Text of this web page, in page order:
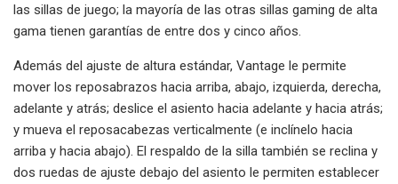
las sillas de juego; la mayoría de las otras sillas gaming de alta
gama tienen garantías de entre dos y cinco años.
Además del ajuste de altura estándar, Vantage le permite
mover los reposabrazos hacia arriba, abajo, izquierda, derecha,
adelante y atrás; deslice el asiento hacia adelante y hacia atrás;
y mueva el reposacabezas verticalmente (e inclínelo hacia
arriba y hacia abajo). El respaldo de la silla también se reclina y
dos ruedas de ajuste debajo del asiento le permiten establecer